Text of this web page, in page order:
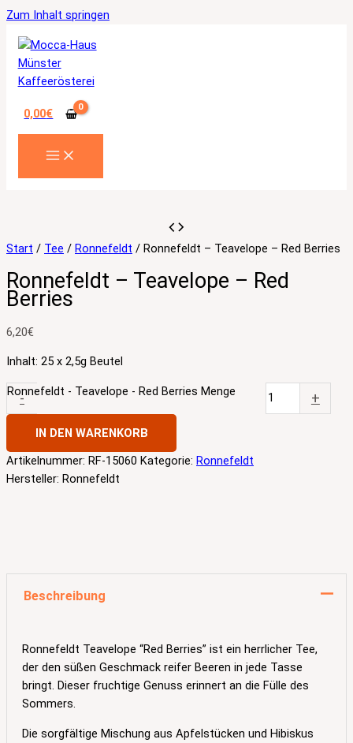
Zum Inhalt springen
0,00€
Start / Tee / Ronnefeldt / Ronnefeldt – Teavelope – Red Berries
Ronnefeldt – Teavelope – Red
Berries
6,20€
Inhalt: 25 x 2,5g Beutel
-
Ronnefeldt - Teavelope - Red Berries Menge +
IN DEN WARENKORB
Artikelnummer: RF-15060 Kategorie: Ronnefeldt
Hersteller: Ronnefeldt
Beschreibung
Ronnefeldt Teavelope “Red Berries” ist ein herrlicher Tee,
der den süßen Geschmack reifer Beeren in jede Tasse
bringt. Dieser fruchtige Genuss erinnert an die Fülle des
Sommers.
Die sorgfältige Mischung aus Apfelstücken und Hibiskus